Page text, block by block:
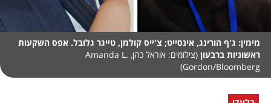
מימין: ג'ף הורינג, אינסייט; צ'ייס קולמן, טייגר גלובל. אפס השקעות
ראשוניות ברבעון
(צילומים: אוראל כהן, Amanda L.
Gordon/Bloomberg)